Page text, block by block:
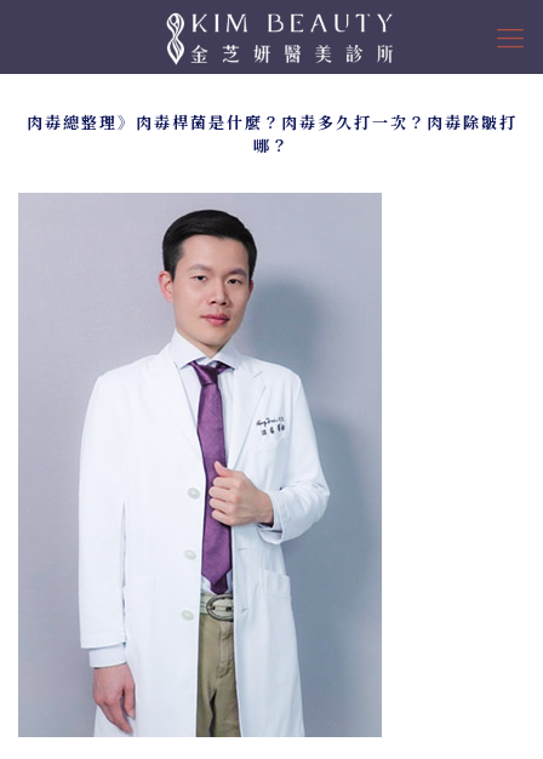
肉毒總整理》肉毒桿菌是什麼？肉毒多久打一次？肉毒除皺打
哪？